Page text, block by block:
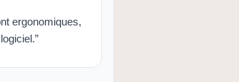
ergonomiques,